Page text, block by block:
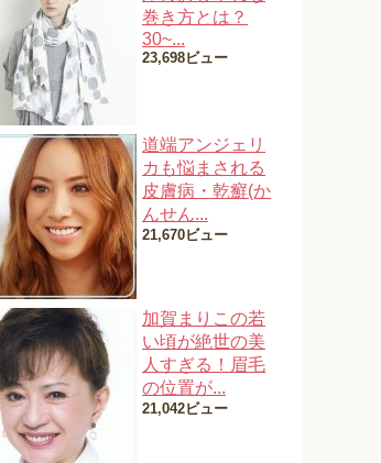
巻き方とは？
30~...
23,698ビュー
道端アンジェリ
カも悩まされる
皮膚病・乾癬(か
んせん...
21,670ビュー
加賀まりこの若
い頃が絶世の美
人すぎる！眉毛
の位置が...
21,042ビュー